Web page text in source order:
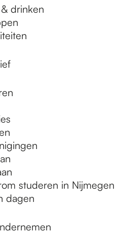
drinken
studeren in Nijmegen
dagen